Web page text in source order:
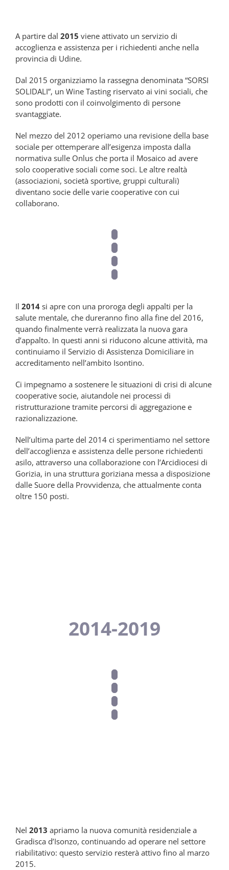
A partire dal 2015 viene attivato un servizio di
accoglienza e assistenza per i richiedenti anche nella
provincia di Udine.
Dal 2015 organizziamo la rassegna denominata “SORSI
SOLIDALI”, un Wine Tasting riservato ai vini sociali, che
sono prodotti con il coinvolgimento di persone
svantaggiate.
Nel mezzo del 2012 operiamo una revisione della base
sociale per ottemperare all’esigenza imposta dalla
normativa sulle Onlus che porta il Mosaico ad avere
solo cooperative sociali come soci. Le altre realtà
(associazioni, società sportive, gruppi culturali)
diventano socie delle varie cooperative con cui
collaborano.
Il 2014 si apre con una proroga degli appalti per la
salute mentale, che dureranno fino alla fine del 2016,
quando finalmente verrà realizzata la nuova gara
d’appalto. In questi anni si riducono alcune attività, ma
continuiamo il Servizio di Assistenza Domiciliare in
accreditamento nell’ambito Isontino.
Ci impegnamo a sostenere le situazioni di crisi di alcune
cooperative socie, aiutandole nei processi di
ristrutturazione tramite percorsi di aggregazione e
razionalizzazione.
Nell’ultima parte del 2014 ci sperimentiamo nel settore
dell’accoglienza e assistenza delle persone richiedenti
asilo, attraverso una collaborazione con l’Arcidiocesi di
Gorizia, in una struttura goriziana messa a disposizione
dalle Suore della Provvidenza, che attualmente conta
oltre 150 posti.
2014-2019
Nel 2013 apriamo la nuova comunità residenziale a
Gradisca d’Isonzo, continuando ad operare nel settore
riabilitativo: questo servizio resterà attivo fino al marzo
2015.